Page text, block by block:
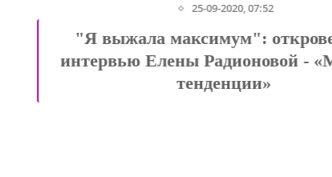
25-09-2020, 07:52
"Я выжала максимум":
интервью Елены Радионовой -
тенденции»